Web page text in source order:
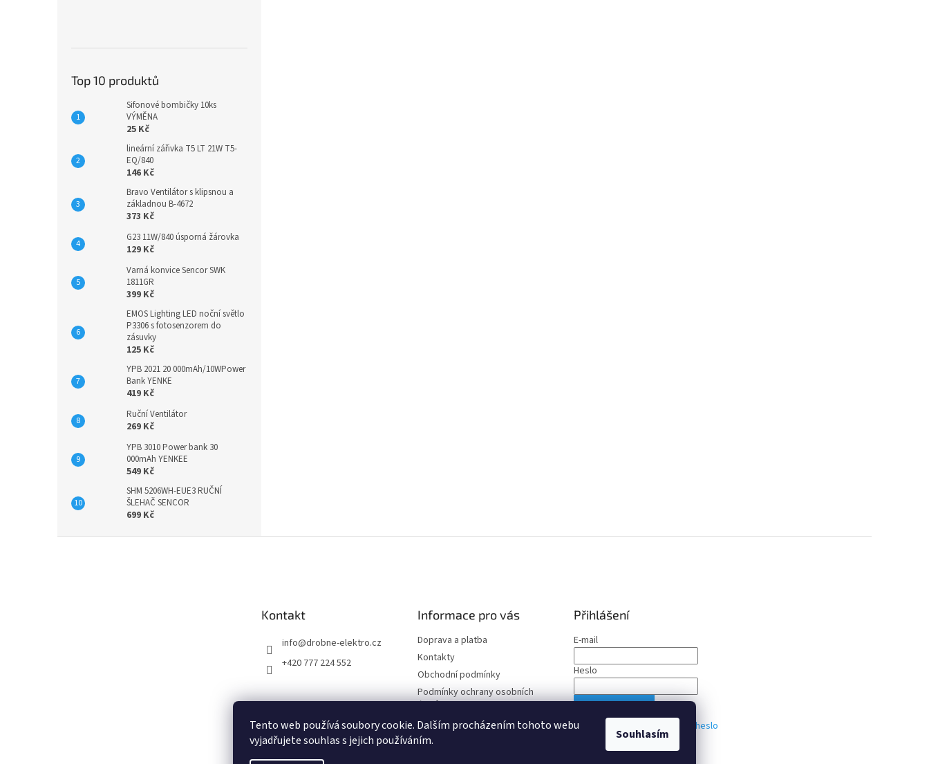
Tento web používá soubory cookie. Dalším procházením tohoto webu
vyjadřujete souhlas s jejich používáním.
Souhlasím
Top 10 produktů
Sifonové bombičky 10ks
VÝMĚNA
25 Kč
lineární zářivka T5 LT 21W T5-
EQ/840
146 Kč
Bravo Ventilátor s klipsnou a
základnou B-4672
373 Kč
G23 11W/840 úsporná žárovka
129 Kč
Varná konvice Sencor SWK
1811GR
399 Kč
EMOS Lighting LED noční světlo
P3306 s fotosenzorem do
zásuvky
125 Kč
YPB 2021 20 000mAh/10WPower
Bank YENKE
419 Kč
Ruční Ventilátor
269 Kč
YPB 3010 Power bank 30
000mAh YENKEE
549 Kč
SHM 5206WH-EUE3 RUČNÍ
ŠLEHAČ SENCOR
699 Kč
Kontakt
info@drobne-elektro.cz
+420 777 224 552
Informace pro vás
Doprava a platba
Kontakty
Obchodní podmínky
Podmínky ochrany osobních
údajů
Přihlášení
E-mail
Heslo
Nová registrace Zapomenuté heslo